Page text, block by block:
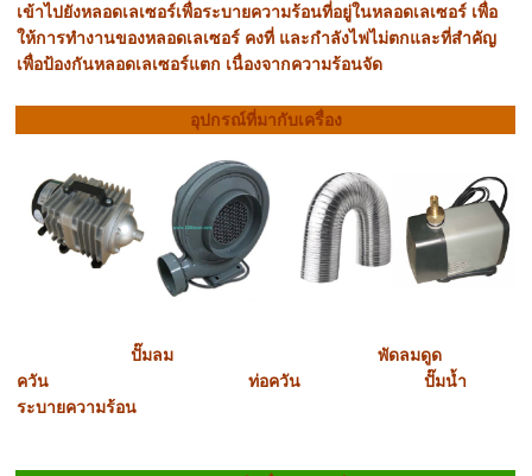
เข้าไปยังหลอดเลเซอร์เพื่อระบายความร้อนที่อยู่ในหลอดเลเซอร์ เพื่อ
ให้การทำงานของหลอดเลเซอร์ คงที่ และกำลังไฟไม่ตกและที่สำคัญ
เพื่อป้องกันหลอดเลเซอร์แตก เนื่องจากความร้อนจัด
อุปกรณ์ที่มากับเครื่อง
ปั๊มลม พัดลมดูด
ควัน ท่อควัน ปั๊มน้ำ
ระบายความร้อน